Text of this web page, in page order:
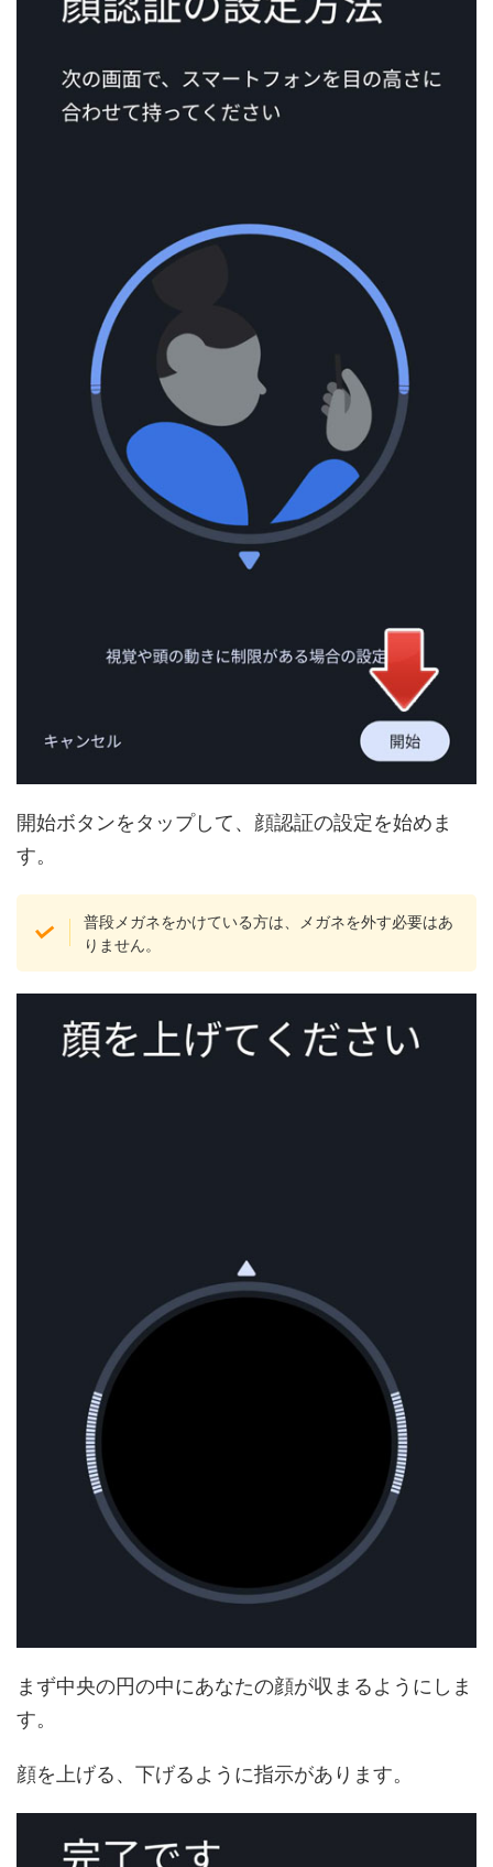
開始ボタンをタップして、顔認証の設定を始めま
す。
普段メガネをかけている方は、メガネを外す必要はあ
りません。
まず中央の円の中にあなたの顔が収まるようにしま
す。
顔を上げる、下げるように指示があります。